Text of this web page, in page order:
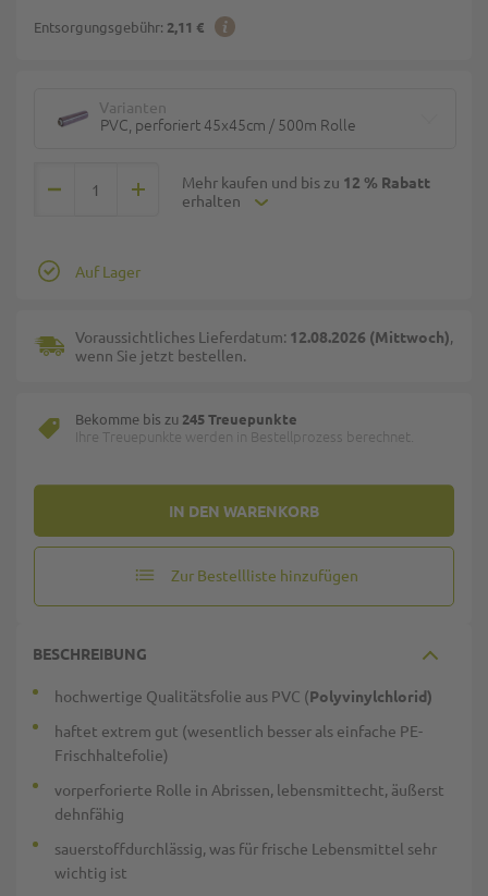
Entsorgungsgebühr: 2,11 €
Varianten
PVC, perforiert 45x45cm / 500m Rolle
Mehr kaufen und bis zu 12 % Rabatt
erhalten
IN DEN WARENKORB
Auf Lager
Voraussichtliches Lieferdatum: 12.08.2026 (Mittwoch),
wenn Sie jetzt bestellen.
Bekomme bis zu 245 Treuepunkte
Ihre Treuepunkte werden in Bestellprozess berechnet.
Zur Bestellliste hinzufügen
BESCHREIBUNG
hochwertige Qualitätsfolie aus PVC (Polyvinylchlorid)
haftet extrem gut (wesentlich besser als einfache PE-
Frischhaltefolie)
vorperforierte Rolle in Abrissen, lebensmittecht, äußerst
dehnfähig
sauerstoffdurchlässig, was für frische Lebensmittel sehr
wichtig ist